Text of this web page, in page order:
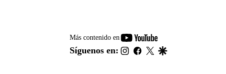
Más contenido en
youtube-
footer
Síguenos en: instagram
facebook
twitter